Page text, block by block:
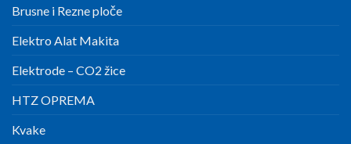
Brusne i Rezne ploče
Elektro Alat Makita
Elektrode – CO2 žice
HTZ OPREMA
Kvake